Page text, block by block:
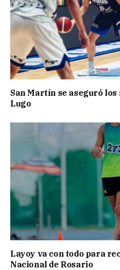
San Martín se aseguró
Lugo
Layoy va con todo para
Nacional de Rosario